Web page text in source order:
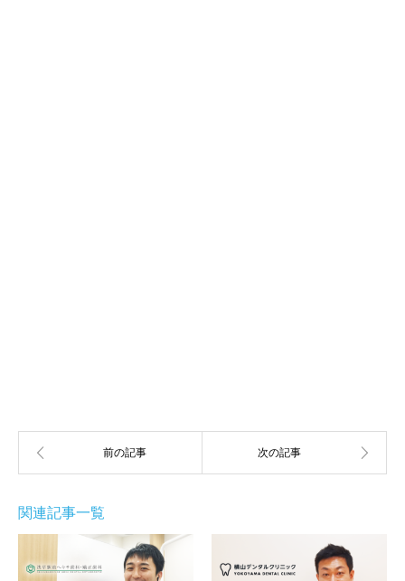
関連記事一覧